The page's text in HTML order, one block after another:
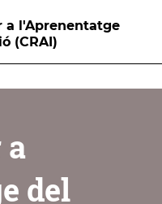
a l'Aprenentatge
(CRAI)
a
del